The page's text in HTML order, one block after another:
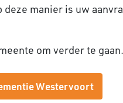
manier is uw
om verder te gaan.
Westervoort